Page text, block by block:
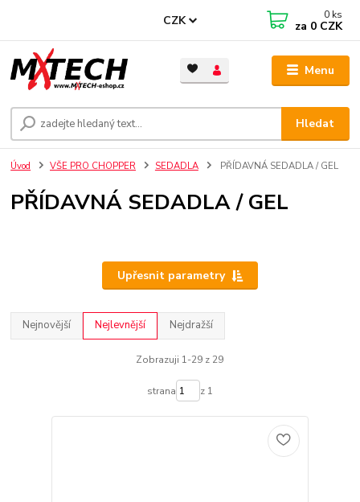
Menu
CZK
Hledat
0 ks
za 0 CZK
Úvod VŠE PRO CHOPPER SEDADLA PŘÍDAVNÁ SEDADLA / GEL
PŘÍDAVNÁ SEDADLA / GEL
Upřesnit parametry
Nejnovější Nejlevnější Nejdražší
Zobrazuji 1-29 z 29
strana z 1